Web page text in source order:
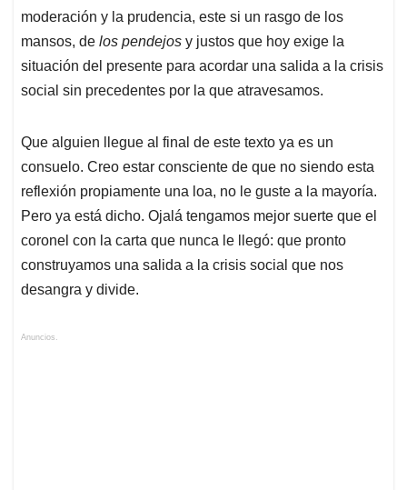
moderación y la prudencia, este si un rasgo de los
mansos, de los pendejos y justos que hoy exige la
situación del presente para acordar una salida a la crisis
social sin precedentes por la que atravesamos.
Que alguien llegue al final de este texto ya es un
consuelo. Creo estar consciente de que no siendo esta
reflexión propiamente una loa, no le guste a la mayoría.
Pero ya está dicho. Ojalá tengamos mejor suerte que el
coronel con la carta que nunca le llegó: que pronto
construyamos una salida a la crisis social que nos
desangra y divide.
Anuncios.